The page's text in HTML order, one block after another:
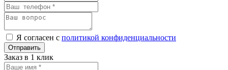
Я согласен с политикой конфиденциальности
Заказ в 1 клик